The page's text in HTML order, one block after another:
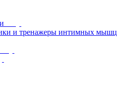
и тренажеры интимных мышц